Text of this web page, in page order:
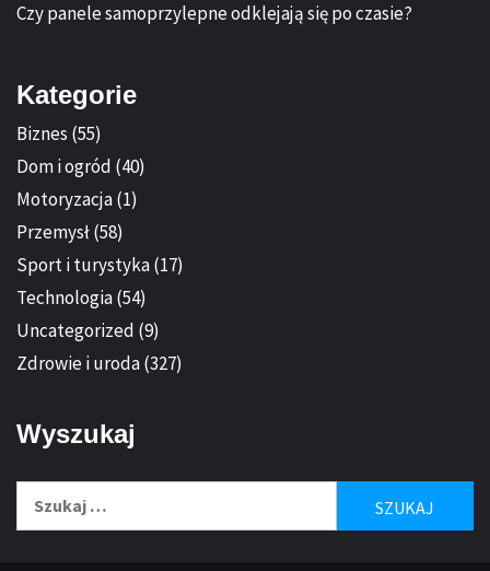
Czy panele samoprzylepne odklejają się po czasie?
Kategorie
Biznes (55)
Dom i ogród (40)
Motoryzacja(1)
Przemysł(58)
Sport i turystyka(17)
Technologia(54)
Uncategorized (9)
Zdrowie i uroda(327)
Wyszukaj